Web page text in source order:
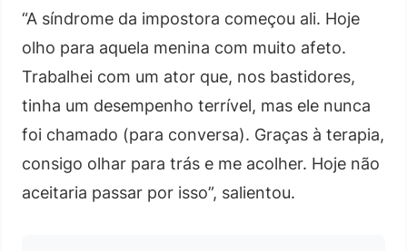
“A síndrome da impostora começou ali. Hoje
olho para aquela menina com muito afeto.
Trabalhei com um ator que, nos bastidores,
tinha um desempenho terrível, mas ele nunca
foi chamado (para conversa). Graças à terapia,
consigo olhar para trás e me acolher. Hoje não
aceitaria passar por isso”, salientou.